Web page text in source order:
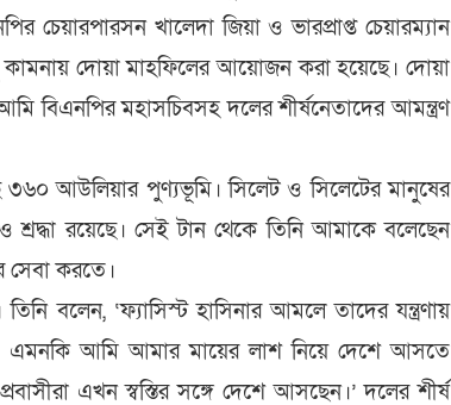
চেয়ারপারসন খালেদা জিয়া ও ভারপ্রাপ্ত চেয়ারম্যান
কামনায় দোয়া মাহফিলের আয়োজন করা হয়েছে। দোয়া
বিএনপির মহাসচিবসহ দলের শীর্ষনেতাদের আমন্ত্রণ
আউলিয়ার পুণ্যভূমি। সিলেট ও সিলেটের মানুষের
রয়েছে। সেই টান থেকে তিনি আমাকে বলেছেন
সেবা করতে।
বলেন, ‘ফ্যাসিস্ট হাসিনার আমলে তাদের যন্ত্রণায়
এমনকি আমি আমার মায়ের লাশ নিয়ে দেশে আসতে
এখন স্বস্তির সঙ্গে দেশে আসছেন।’ দলের শীর্ষ